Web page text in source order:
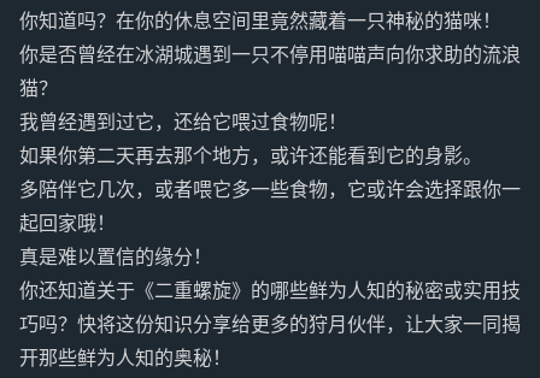
你知道吗？在你的休息空间里竟然藏着一只神秘的猫咪！
你是否曾经在冰湖城遇到一只不停用喵喵声向你求助的流浪
猫？
我曾经遇到过它，还给它喂过食物呢！
如果你第二天再去那个地方，或许还能看到它的身影。
多陪伴它几次，或者喂它多一些食物，它或许会选择跟你一
起回家哦！
真是难以置信的缘分！
你还知道关于《二重螺旋》的哪些鲜为人知的秘密或实用技
巧吗？快将这份知识分享给更多的狩月伙伴，让大家一同揭
开那些鲜为人知的奥秘！